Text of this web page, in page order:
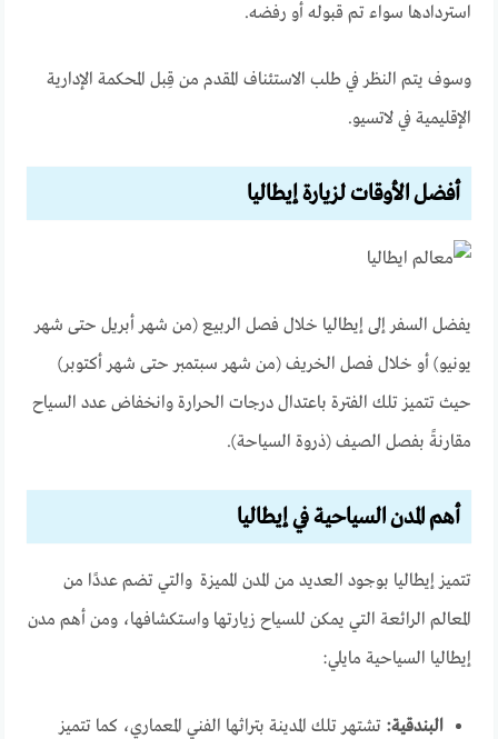
استردادها سواء تم قبوله أو رفضه.
وسوف يتم النظر في طلب الاستئناف المقدم من قِبل المحكمة الإدارية
الإقليمية في لاتسيو.
أفضل الأوقات لزيارة إيطاليا
يفضل السفر إلى إيطاليا خلال فصل الربيع (من شهر أبريل حتى شهر
يونيو) أو خلال فصل الخريف (من شهر سبتمبر حتى شهر أكتوبر)
حيث تتميز تلك الفترة باعتدال درجات الحرارة وانخفاض عدد السياح
مقارنةً بفصل الصيف (ذروة السياحة).
أهم المدن السياحية في إيطاليا
تتميز إيطاليا بوجود العديد من المدن المميزة والتي تضم عددًا من
المعالم الرائعة التي يمكن للسياح زيارتها واستكشافها، ومن أهم مدن
إيطاليا السياحية مايلي:
البندقية: تشتهر تلك المدينة بتراثها الفني المعماري، كما تتميز